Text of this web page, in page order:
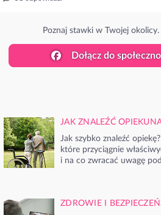
Poznaj stawki w Twojej okolicy.
Dołącz do
JAK ZNALEŹĆ
Jak szybko znaleźć
które przyciągnie
i na co zwracać uwagę
ZDROWIE I